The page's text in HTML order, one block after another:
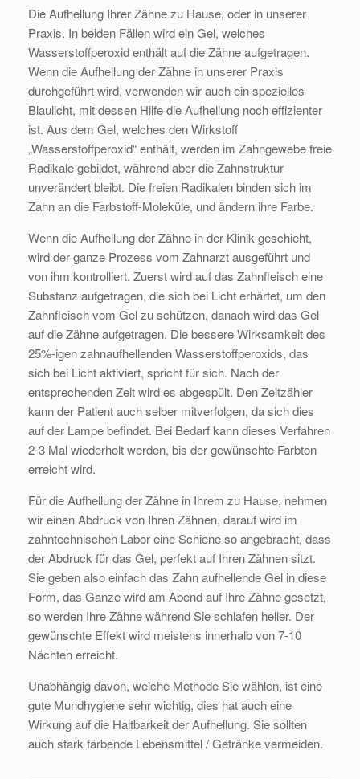
Die Aufhellung Ihrer Zähne zu Hause, oder in unserer
Praxis. In beiden Fällen wird ein Gel, welches
Wasserstoffperoxid enthält auf die Zähne aufgetragen.
Wenn die Aufhellung der Zähne in unserer Praxis
durchgeführt wird, verwenden wir auch ein spezielles
Blaulicht, mit dessen Hilfe die Aufhellung noch effizienter
ist. Aus dem Gel, welches den Wirkstoff
„Wasserstoffperoxid“ enthält, werden im Zahngewebe freie
Radikale gebildet, während aber die Zahnstruktur
unverändert bleibt. Die freien Radikalen binden sich im
Zahn an die Farbstoff-Moleküle, und ändern ihre Farbe.
Wenn die Aufhellung der Zähne in der Klinik geschieht,
wird der ganze Prozess vom Zahnarzt ausgeführt und
von ihm kontrolliert. Zuerst wird auf das Zahnfleisch eine
Substanz aufgetragen, die sich bei Licht erhärtet, um den
Zahnfleisch vom Gel zu schützen, danach wird das Gel
auf die Zähne aufgetragen. Die bessere Wirksamkeit des
25%-igen zahnaufhellenden Wasserstoffperoxids, das
sich bei Licht aktiviert, spricht für sich. Nach der
entsprechenden Zeit wird es abgespült. Den Zeitzähler
kann der Patient auch selber mitverfolgen, da sich dies
auf der Lampe befindet. Bei Bedarf kann dieses Verfahren
2-3 Mal wiederholt werden, bis der gewünschte Farbton
erreicht wird.
Für die Aufhellung der Zähne in Ihrem zu Hause, nehmen
wir einen Abdruck von Ihren Zähnen, darauf wird im
zahntechnischen Labor eine Schiene so angebracht, dass
der Abdruck für das Gel, perfekt auf Ihren Zähnen sitzt.
Sie geben also einfach das Zahn aufhellende Gel in diese
Form, das Ganze wird am Abend auf Ihre Zähne gesetzt,
so werden Ihre Zähne während Sie schlafen heller. Der
gewünschte Effekt wird meistens innerhalb von 7-10
Nächten erreicht.
Unabhängig davon, welche Methode Sie wählen, ist eine
gute Mundhygiene sehr wichtig, dies hat auch eine
Wirkung auf die Haltbarkeit der Aufhellung. Sie sollten
auch stark färbende Lebensmittel / Getränke vermeiden.